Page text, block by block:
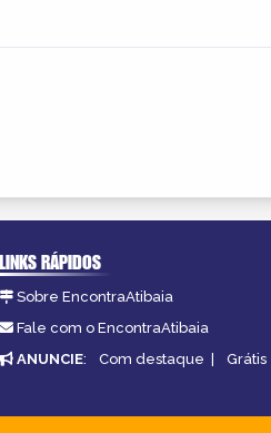
LINKS RÁPIDOS
Sobre EncontraAtibaia
Fale com o EncontraAtibaia
ANUNCIE: Com destaque | Grátis